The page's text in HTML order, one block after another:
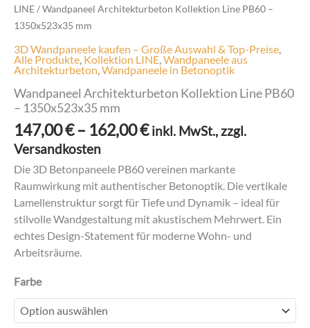
LINE/ Wandpaneel Architekturbeton Kollektion Line PB60 –
1350x523x35 mm
3D Wandpaneele kaufen – Große Auswahl & Top-Preise,
Alle Produkte, Kollektion LINE,Wandpaneele aus
Architekturbeton,Wandpaneele in Betonoptik
Wandpaneel Architekturbeton Kollektion Line PB60
– 1350x523x35 mm
147,00€– 162,00€Preisspanne:
bis
162,00 €
inkl. MwSt., zzgl.
Versandkosten
Die 3D Betonpaneele PB60 vereinen markante
Raumwirkung mit authentischer Betonoptik. Die vertikale
Lamellenstruktur sorgt für Tiefe und Dynamik – ideal für
stilvolle Wandgestaltung mit akustischem Mehrwert. Ein
echtes Design-Statement für moderne Wohn- und
Arbeitsräume.
Farbe